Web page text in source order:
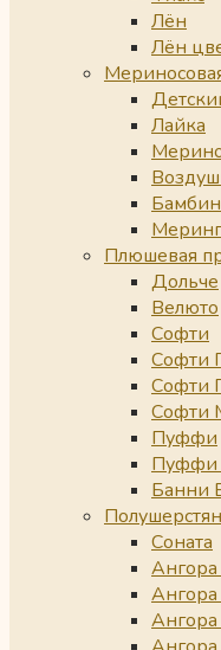
Лён
Лён
Лайка
Плюшевая
Дольче
Велюто
Софти
Софти
Софти
Софти
Пуффи
Пуффи
Банни
Соната
Ангора
Ангора